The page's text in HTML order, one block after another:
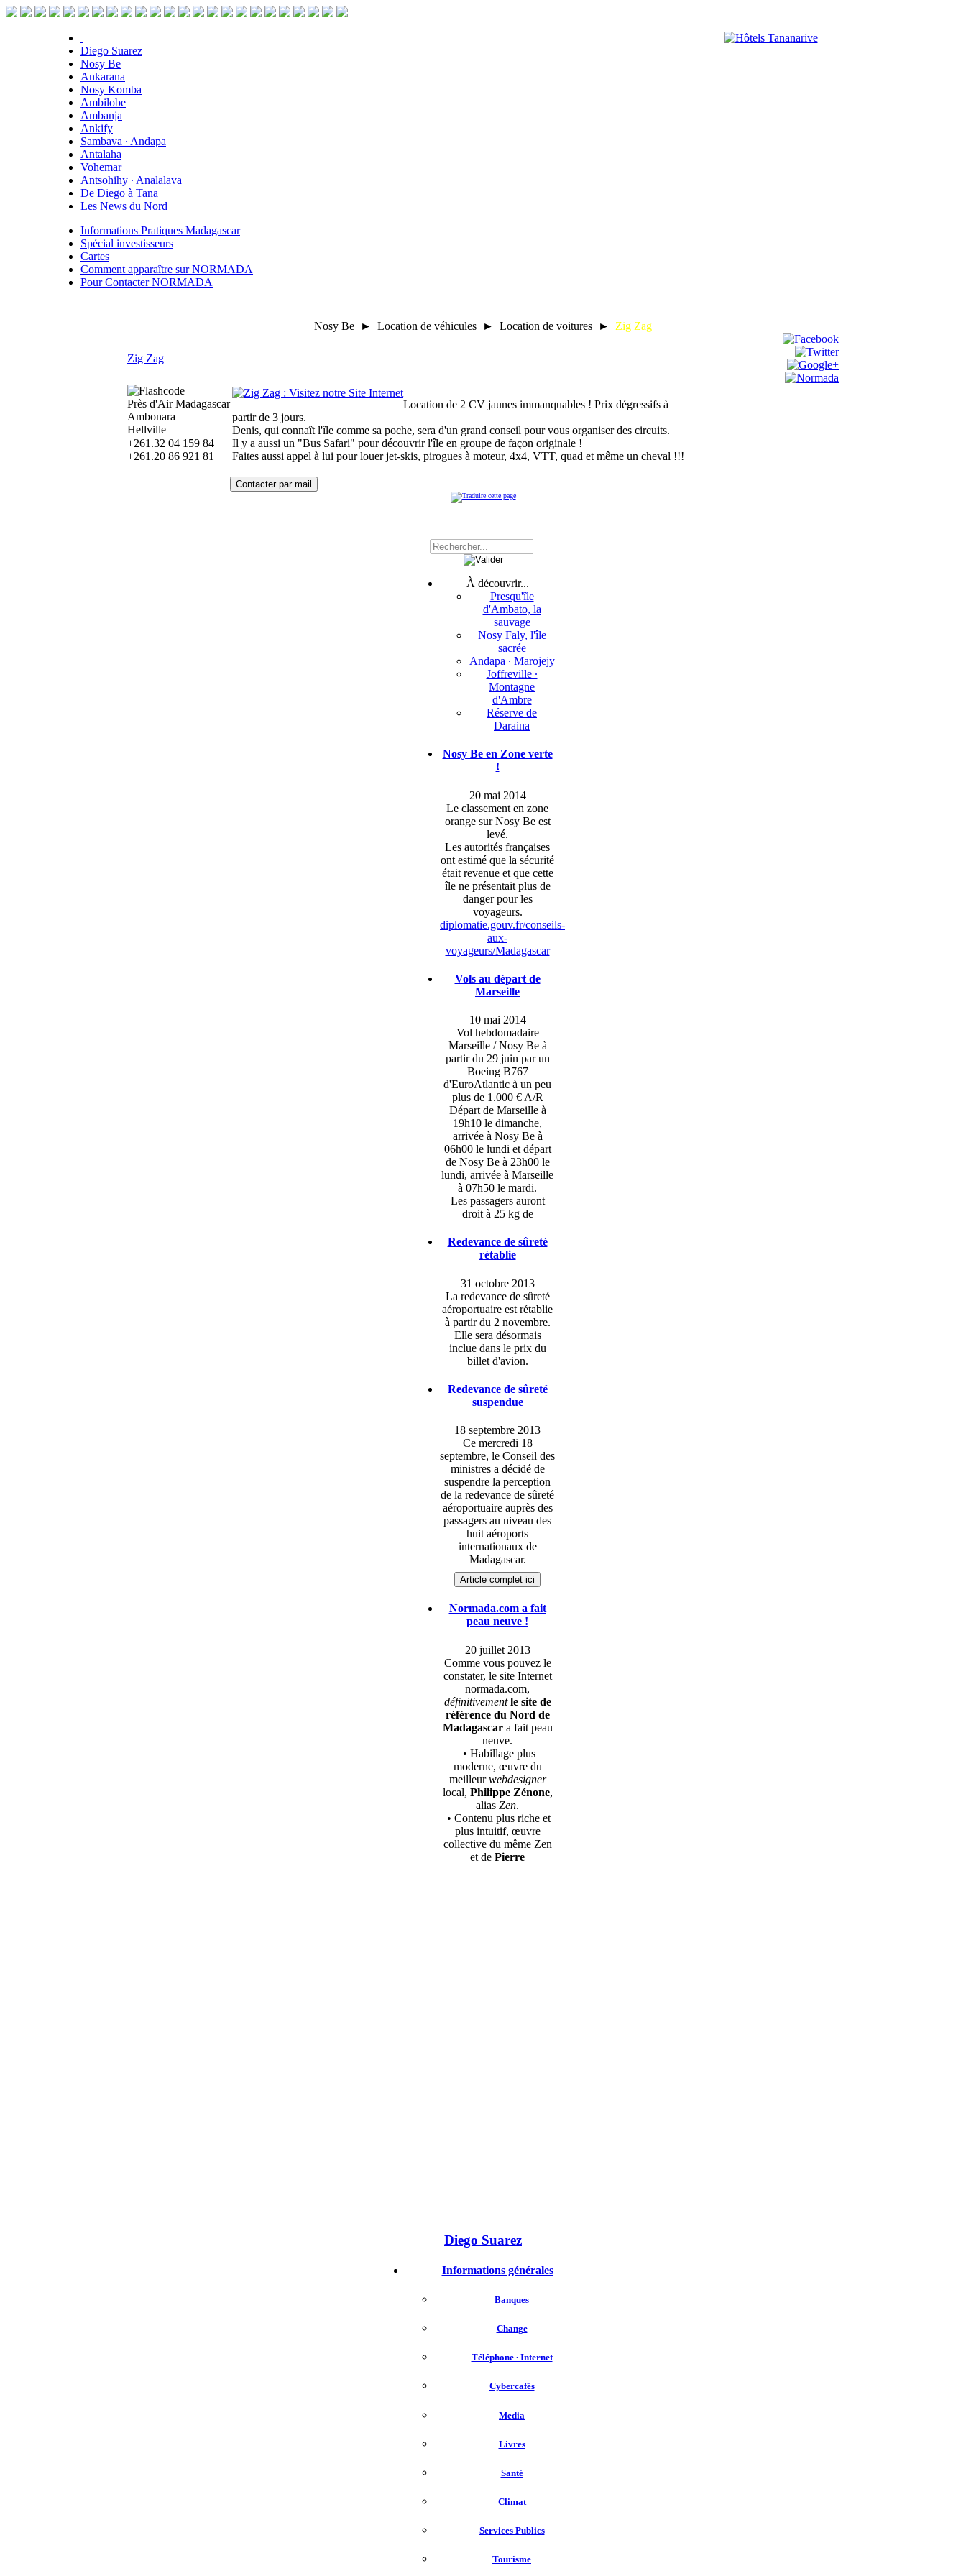
Diego Suarez
Nosy Be
Ankarana
Nosy Komba
Ambilobe
Ambanja
Ankify
Sambava ∙ Andapa
Antalaha
Vohemar
Antsohihy ∙ Analalava
De Diego à Tana
Les News du Nord
Informations Pratiques Madagascar
Spécial investisseurs
Cartes
Comment apparaître sur NORMADA
Pour Contacter NORMADA
Nosy Be ► Location de véhicules ► Location de voitures ► Zig Zag
Zig Zag
Près d'Air Madagascar
Ambonara
Hellville
+261.32 04 159 84
+261.20 86 921 81
Location de 2 CV jaunes immanquables ! Prix dégressifs à
partir de 3 jours.
Denis, qui connaît l'île comme sa poche, sera d'un grand conseil pour vous organiser des circuits.
Il y a aussi un "Bus Safari" pour découvrir l'île en groupe de façon originale !
Faites aussi appel à lui pour louer jet-skis, pirogues à moteur, 4x4, VTT, quad et même un cheval !!!
À découvrir...
Presqu'île
d'Ambato, la
sauvage
Nosy Faly, l'île
sacrée
Andapa ∙ Marojejy
Joffreville ∙
Montagne
d'Ambre
Réserve de
Daraina
Nosy Be en Zone verte
!
20 mai 2014
Le classement en zone
orange sur Nosy Be est
levé.
Les autorités françaises
ont estimé que la sécurité
était revenue et que cette
île ne présentait plus de
danger pour les
voyageurs.
diplomatie.gouv.fr/conseils-
aux-
voyageurs/Madagascar
Vols au départ de
Marseille
10 mai 2014
Vol hebdomadaire
Marseille / Nosy Be à
partir du 29 juin par un
Boeing B767
d'EuroAtlantic à un peu
plus de 1.000 € A/R
Départ de Marseille à
19h10 le dimanche,
arrivée à Nosy Be à
06h00 le lundi et départ
de Nosy Be à 23h00 le
lundi, arrivée à Marseille
à 07h50 le mardi.
Les passagers auront
droit à 25 kg de
Redevance de sûreté
rétablie
31 octobre 2013
La redevance de sûreté
aéroportuaire est rétablie
à partir du 2 novembre.
Elle sera désormais
inclue dans le prix du
billet d'avion.
Redevance de sûreté
suspendue
18 septembre 2013
Ce mercredi 18
septembre, le Conseil des
ministres a décidé de
suspendre la perception
de la redevance de sûreté
aéroportuaire auprès des
passagers au niveau des
huit aéroports
internationaux de
Madagascar.
Article complet ici
Normada.com a fait
peau neuve !
20 juillet 2013
Comme vous pouvez le
constater, le site Internet
normada.com,
définitivement le site de
référence du Nord de
Madagascara fait peau
neuve.
• Habillage plus
moderne, œuvre du
meilleurwebdesigner
local, Philippe Zénone,
alias Zen.
• Contenu plus riche et
plus intuitif, œuvre
collective du même Zen
et de Pierre
Diego Suarez
Informations générales
Banques
Change
Téléphone ∙ Internet
Cybercafés
Media
Livres
Santé
Climat
Services Publics
Tourisme